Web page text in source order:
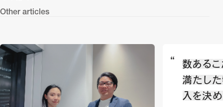
Other articles
数ある
満たし
入を決